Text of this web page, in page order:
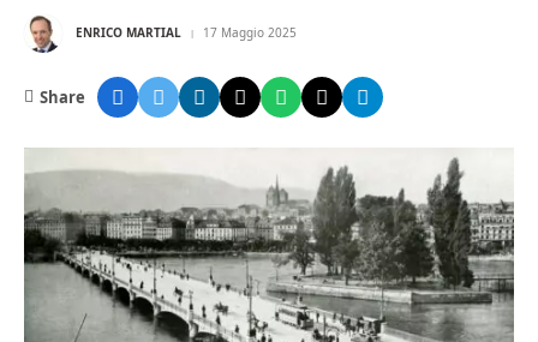
ENRICO MARTIAL 17 Maggio 2025
Share